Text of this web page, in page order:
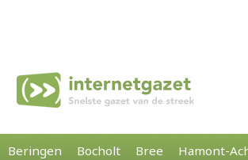
Beringen Bocholt Bree Hamont-